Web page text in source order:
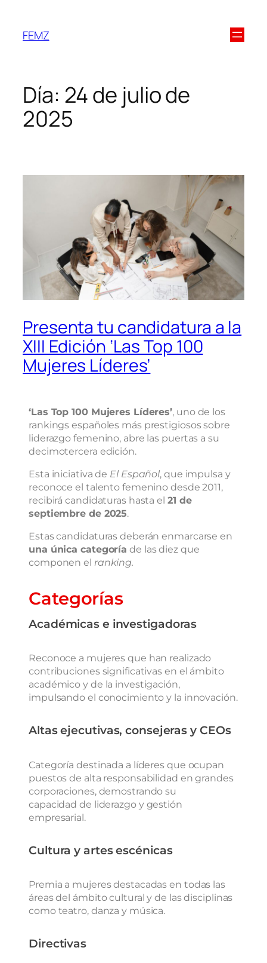
FEMZ
Día: 24 de julio de
2025
Presenta tu candidatura a la
XIII Edición ‘Las Top 100
Mujeres Líderes’
‘Las Top 100 Mujeres Líderes’, uno de los
rankings españoles más prestigiosos sobre
liderazgo femenino, abre las puertas a su
decimotercera edición.
Esta iniciativa de El Español, que impulsa y
reconoce el talento femenino desde 2011,
recibirá candidaturas hasta el 21 de
septiembre de 2025.
Estas candidaturas deberán enmarcarse en
una única categoría de las diez que
componen el ranking.
Categorías
Académicas e investigadoras
Reconoce a mujeres que han realizado
contribuciones significativas en el ámbito
académico y de la investigación,
impulsando el conocimiento y la innovación.
Altas ejecutivas, consejeras y CEOs
Categoría destinada a líderes que ocupan
puestos de alta responsabilidad en grandes
corporaciones, demostrandosu
capacidad de liderazgo y gestión
empresarial.
Cultura y artes escénicas
Premia a mujeres destacadas en todas las
áreas del ámbito cultural y de las disciplinas
como teatro, danza y música.
Directivas